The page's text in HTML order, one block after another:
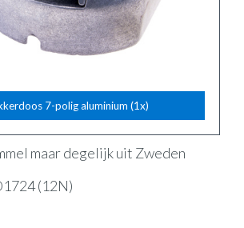
7-polig aluminium (1x)
maar degelijk uit Zweden
(12N)